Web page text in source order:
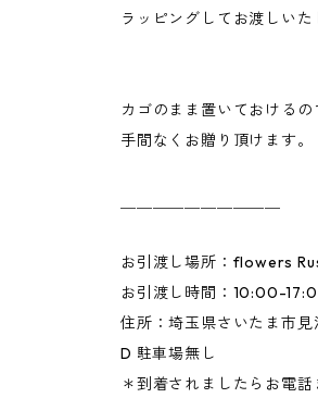
ラッピングしてお渡しいた
カゴのまま置いておけるの
手間なくお贈り頂けます。
お引渡し場所：flowers
お引渡し時間：10:00-
住所：埼玉県さいたま市
D 駐車場無し
＊到着されましたらお電話